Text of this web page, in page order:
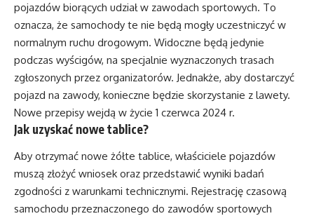
pojazdów biorących udział w zawodach sportowych. To
oznacza, że samochody te nie będą mogły uczestniczyć w
normalnym ruchu drogowym. Widoczne będą jedynie
podczas wyścigów, na specjalnie wyznaczonych trasach
zgłoszonych przez organizatorów. Jednakże, aby dostarczyć
pojazd na zawody, konieczne będzie skorzystanie z lawety.
Nowe przepisy wejdą w życie 1 czerwca 2024 r.
Jak uzyskać nowe tablice?
Aby otrzymać nowe żółte tablice, właściciele pojazdów
muszą złożyć wniosek oraz przedstawić wyniki badań
zgodności z warunkami technicznymi. Rejestrację czasową
samochodu przeznaczonego do zawodów sportowych